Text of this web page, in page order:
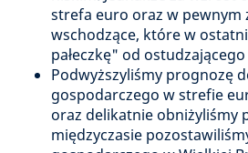
strefa euro oraz w pewnym
wschodzące, które w
pałeczkę" od ostudzającego
Podwyższyliśmy prognozę
gospodarczego w strefie
oraz delikatnie obniżyliśmy
międzyczasie